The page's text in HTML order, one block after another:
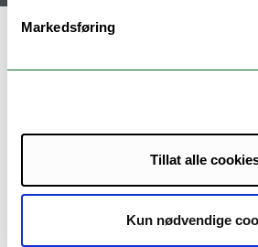
Markedsføring
Tillat alle
Kun nødvendige
Press release -
our kick off
published on
Reports UiT